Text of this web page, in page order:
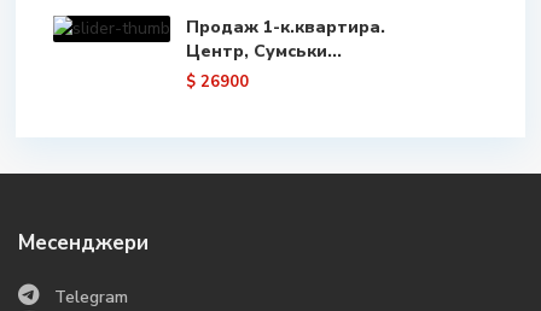
Продаж 1-к.квартира.
Центр, Сумськи...
$ 26900
Месенджери
Telegram